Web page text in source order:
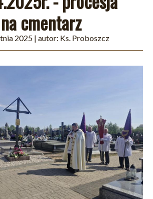
na cmentarz
2025 | autor: Ks. Proboszcz